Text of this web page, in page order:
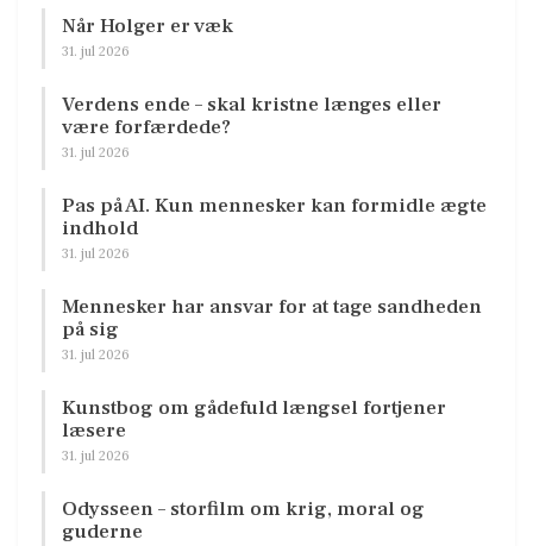
Når Holger er væk
31. jul 2026
Verdens ende – skal kristne længes eller
være forfærdede?
31. jul 2026
Pas på AI. Kun mennesker kan formidle ægte
indhold
31. jul 2026
Mennesker har ansvar for at tage sandheden
på sig
31. jul 2026
Kunstbog om gådefuld længsel fortjener
læsere
31. jul 2026
Odysseen – storfilm om krig, moral og
guderne